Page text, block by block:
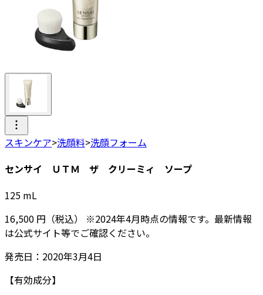
スキンケア>洗顔料>洗顔フォーム
センサイ ＵＴＭ ザ クリーミィ ソープ
125 mL
16,500 円 （税込） ※2024年4月時点の情報です。最新情報
は公式サイト等でご確認ください。
発売日： 2020年3月4日
【有効成分】